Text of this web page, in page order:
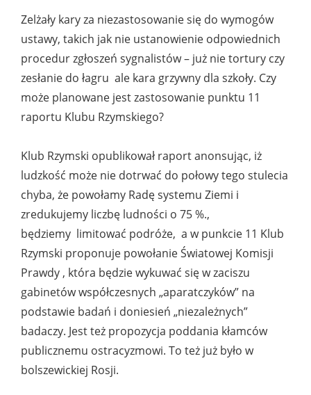
Zelżały kary za niezastosowanie się do wymogów
ustawy, takich jak nie ustanowienie odpowiednich
procedur zgłoszeń sygnalistów – już nie tortury czy
zesłanie do łagru ale kara grzywny dla szkoły. Czy
może planowane jest zastosowanie punktu 11
raportu Klubu Rzymskiego?
Klub Rzymski opublikował raport anonsując, iż
ludzkość może nie dotrwać do połowy tego stulecia
chyba, że powołamy Radę systemu Ziemi i
zredukujemy liczbę ludności o 75 %.,
będziemy limitować podróże, a w punkcie 11 Klub
Rzymski proponuje powołanie Światowej Komisji
Prawdy , która będzie wykuwać się w zaciszu
gabinetów współczesnych „aparatczyków” na
podstawie badań i doniesień „niezależnych”
badaczy. Jest też propozycja poddania kłamców
publicznemu ostracyzmowi. To też już było w
bolszewickiej Rosji.